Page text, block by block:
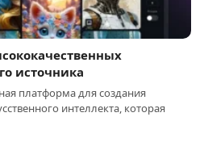
источника
платформа для создания
интеллекта, которая